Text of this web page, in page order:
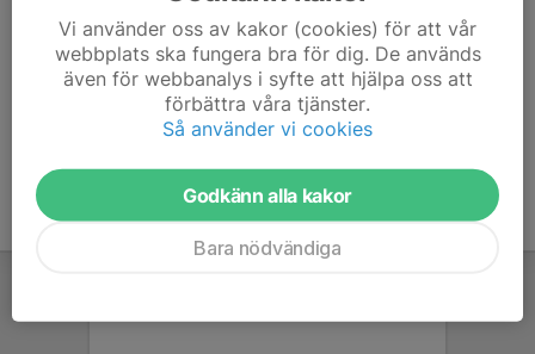
kommer eller inte, så att vi kan planera grupperna på
bästa sätt.
Vi använder oss av kakor (cookies) för att vår
webbplats ska fungera bra för dig. De används
även för webbanalys i syfte att hjälpa oss att
förbättra våra tjänster.
Så använder vi cookies
Godkänn alla kakor
Bara nödvändiga